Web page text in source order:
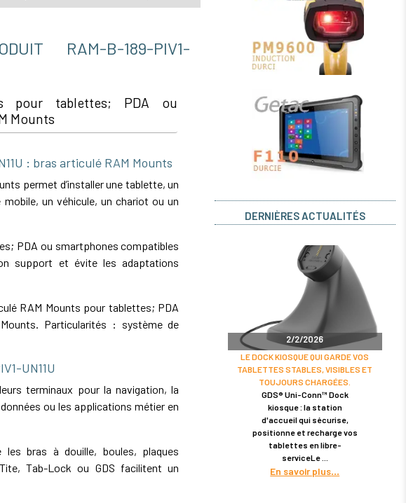
RAM-B-189-PIV1-
pour tablettes; PDA ou
Mounts
: bras articulé RAM Mounts
permet d’installer une tablette, un
un véhicule, un chariot ou un
PDA ou smartphones compatibles
support et évite les adaptations
RAM Mounts pour tablettes; PDA
Particularités : système de
UN11U
terminaux pour la navigation, la
ou les applications métier en
bras à douille, boules, plaques
Tab-Lock ou GDS facilitent un
DERNIÈRES ACTUALITÉS
2/2/2026
LE DOCK KIOSQUE QUI GARDE VOS
TABLETTES STABLES, VISIBLES ET
TOUJOURS CHARGÉES.
GDS® Uni-Conn™ Dock
kiosque : la station
d'accueil qui sécurise,
positionne et recharge vos
tablettes en libre-
serviceLe
En savoir plus